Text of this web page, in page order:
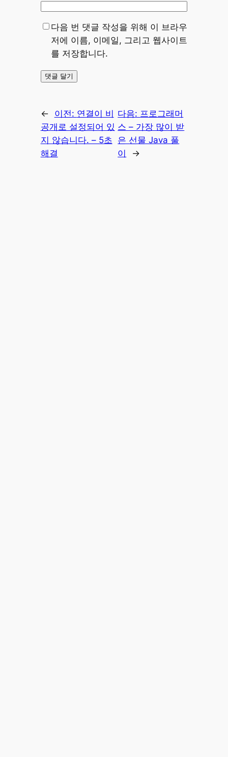
다음 번 댓글 작성을 위해 이 브라우
저에 이름, 이메일, 그리고 웹사이트
를 저장합니다.
← 이전: 연결이 비
공개로 설정되어 있
지 않습니다. – 5초
해결
다음: 프로그래머
스 – 가장 많이 받
은 선물 Java 풀
이
→